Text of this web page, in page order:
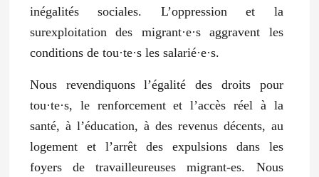
inégalités sociales. L’oppression et la
surexploitation des migrant·e·s aggravent les
conditions de tou·te·s les salarié·e·s.
Nous revendiquons l’égalité des droits pour
tou·te·s, le renforcement et l’accès réel à la
santé, à l’éducation, à des revenus décents, au
logement et l’arrêt des expulsions dans les
foyers de travailleureuses migrant-es. Nous